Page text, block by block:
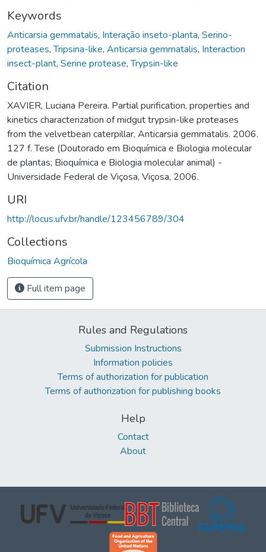
Keywords
Anticarsia gemmatalis, Interação inseto-planta, Serino-
proteases,Tripsina-like, Anticarsia gemmatalis, Interaction
insect-plant, Serine protease,Trypsin-like
Citation
XAVIER, Luciana Pereira. Partial purification, properties and
kinetics characterization of midgut trypsin-like proteases
from the velvetbean caterpillar, Anticarsia gemmatalis. 2006.
127 f. Tese (Doutorado em Bioquímica e Biologia molecular
de plantas; Bioquímica e Biologia molecular animal) -
Universidade Federal de Viçosa, Viçosa, 2006.
URI
http://locus.ufv.br/handle/123456789/304
Collections
Bioquímica Agrícola
Full item page
Rules and Regulations
Submission Instructions
Information policies
Terms of authorization for publication
Terms of authorization for publishing books
Help
Contact
About